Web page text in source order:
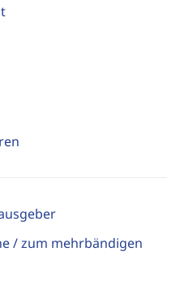
/ zum mehrbändigen